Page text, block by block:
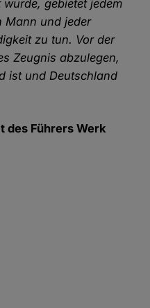
gebietet jedem
Mann und jeder
zu tun. Vor der
Zeugnis abzulegen,
ist und Deutschland
des Führers Werk